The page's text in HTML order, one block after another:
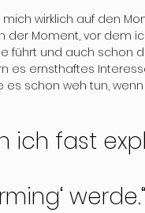
wirklich auf den
der Moment, vor dem
führt und auch schon
es ernsthaftes
es schon weh tun,
ich fast